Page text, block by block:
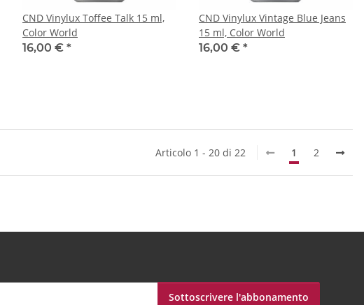
CND Vinylux Toffee Talk 15 ml,
Color World
16,00 € *
CND Vinylux Vintage Blue Jeans
15 ml, Color World
16,00 € *
Articolo 1 - 20 di 22 1 2
Sottoscrivere l'abbonamento